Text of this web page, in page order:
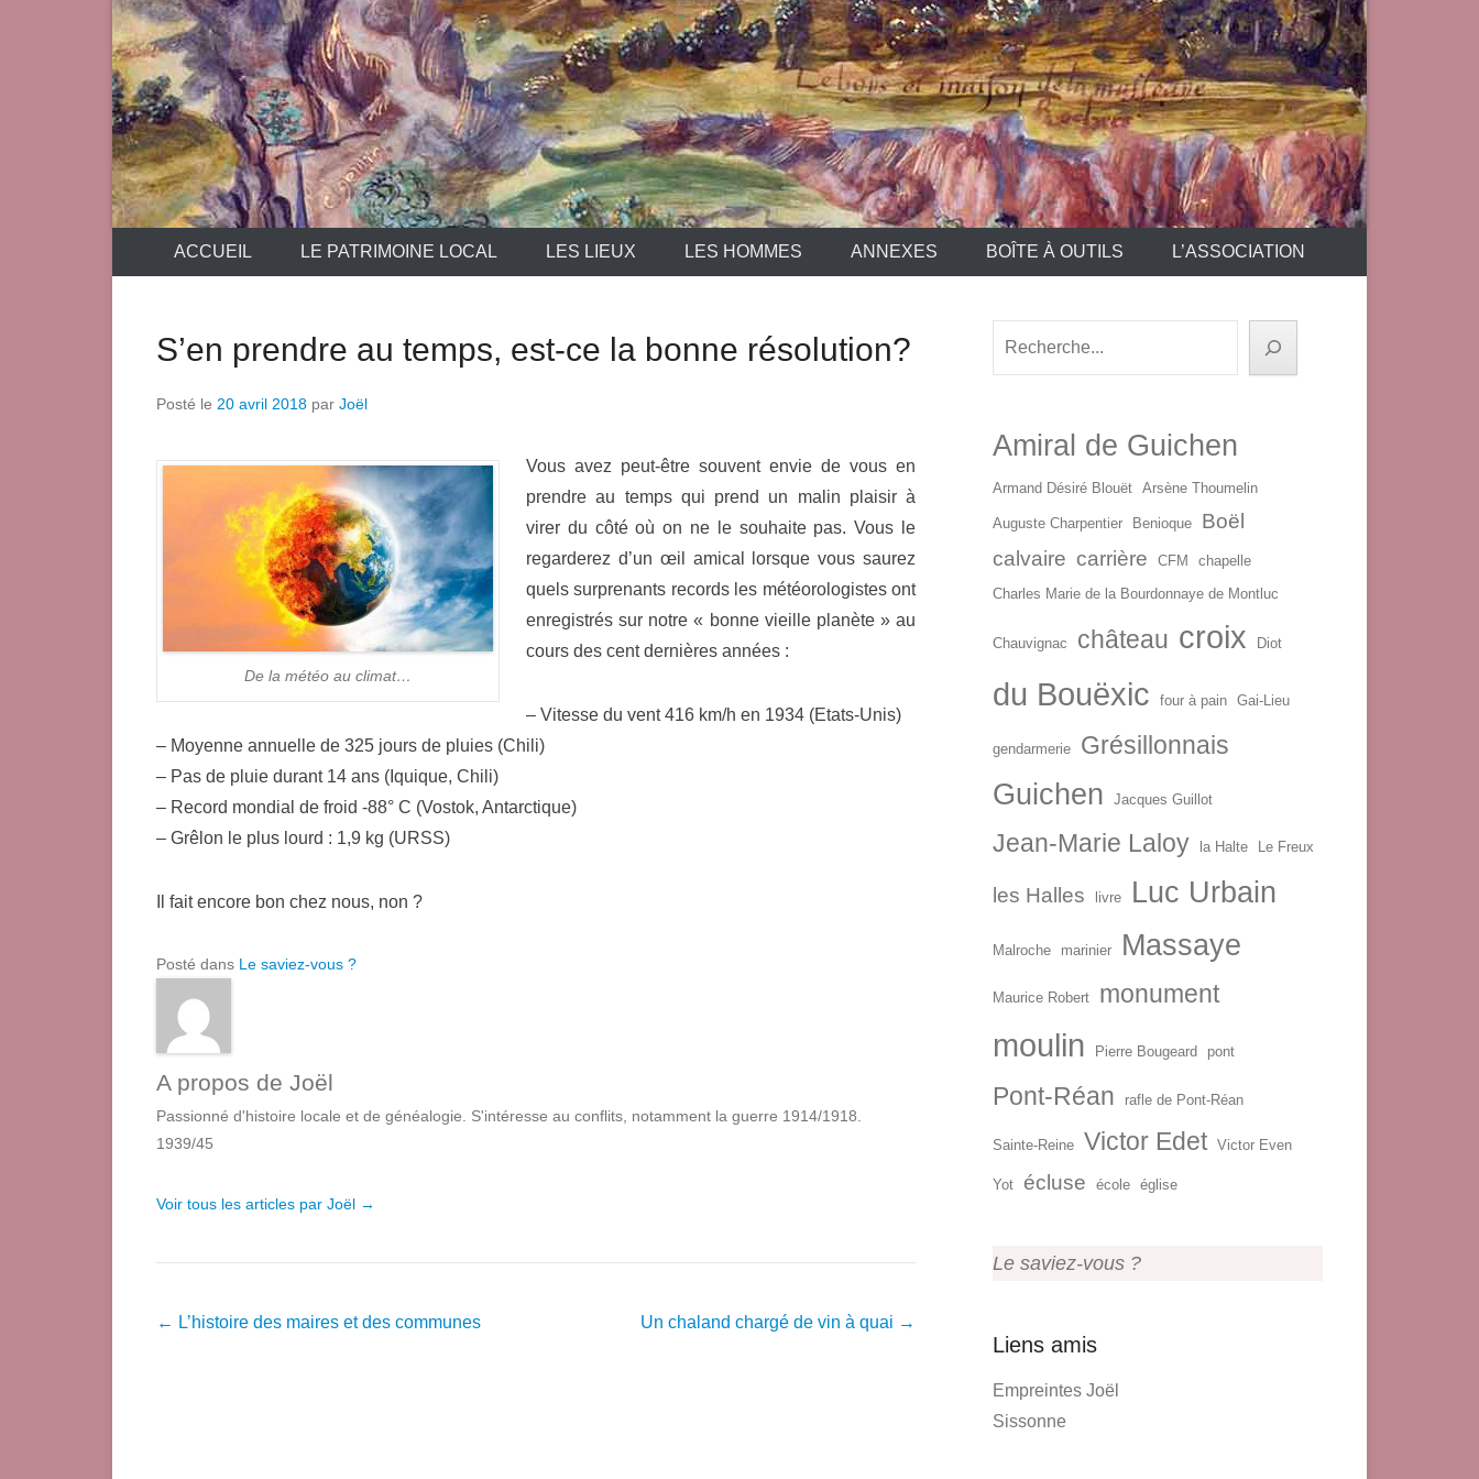
ACCUEIL LE PATRIMOINE LOCAL LES LIEUX LES HOMMES ANNEXES BOÎTE À OUTILS L’ASSOCIATION
S’en prendre au temps, est-ce la bonne résolution?
Posté le 20 avril 2018 par Joël
De la météo au climat…
Vous avez peut-être souvent envie de vous en
prendre au temps qui prend un malin plaisir à
virer du côté où on ne le souhaite pas. Vous le
regarderez d’un œil amical lorsque vous saurez
quels surprenants records les météorologistes ont
enregistrés sur notre « bonne vieille planète » au
cours des cent dernières années :
– Vitesse du vent 416 km/h en 1934 (Etats-Unis)
– Moyenne annuelle de 325 jours de pluies (Chili)
– Pas de pluie durant 14 ans (Iquique, Chili)
– Record mondial de froid -88° C (Vostok, Antarctique)
– Grêlon le plus lourd : 1,9 kg (URSS)
Il fait encore bon chez nous, non ?
Posté dans Le saviez-vous ?
A propos de Joël
Passionné d'histoire locale et de généalogie. S'intéresse au conflits, notamment la guerre 1914/1918.
1939/45
Voir tous les articles par Joël →
Navigation
← L’histoire des maires et des communes Un chaland chargé de vin à quai →
Amiral de Guichen
Armand Désiré Blouët Arsène Thoumelin
Auguste Charpentier Benioque
Boël
calvaire carrière CFM
chapelle
Charles Marie de la Bourdonnaye de Montluc
Chauvignac château croix Diot
du Bouëxic four à pain Gai-Lieu
gendarmerie Grésillonnais
Guichen Jacques Guillot
Jean-Marie Laloy la Halte Le Freux
les Halles livre Luc Urbain
Malroche marinier Massaye
Maurice Robert monument
moulin Pierre Bougeard pont
Pont-Réan rafle de Pont-Réan
Sainte-Reine Victor Edet Victor Even
Yot écluse école église
Le saviez-vous ?
Liens amis
Empreintes Joël
Sissonne